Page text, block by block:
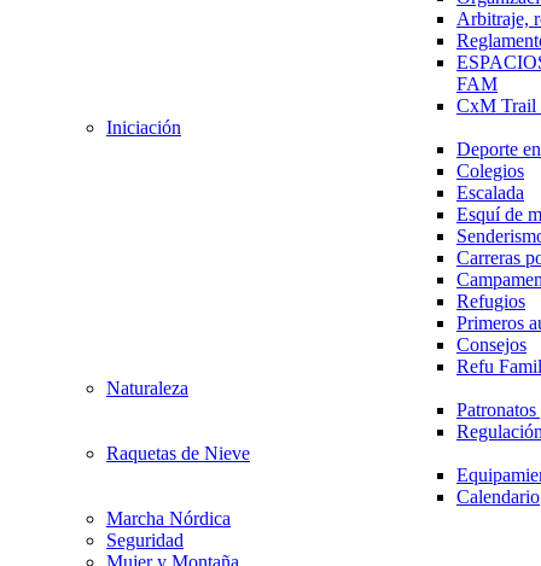
Arbitraje,
FAM
CxM
Iniciación
Deporte
Colegios
Escalada
Esquí de
Carreras
Refugios
Primeros
Consejos
Refu
Naturaleza
Raquetas de Nieve
Calendario
Marcha Nórdica
Seguridad
Mujer y Montaña